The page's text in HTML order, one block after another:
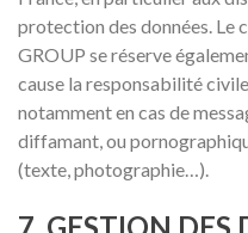
protection des données. Le
GROUP se réserve
cause la responsabilité
notamment en cas de
diffamant, ou
(texte, photographie…).